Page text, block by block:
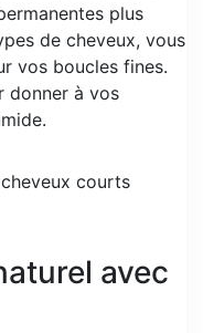
plus
de cheveux, vous
vos boucles fines.
donner à vos
avec